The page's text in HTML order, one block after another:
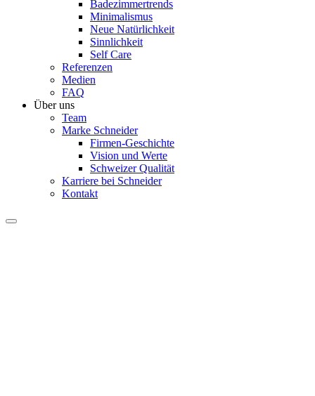
Badezimmertrends
Minimalismus
Neue Natürlichkeit
Sinnlichkeit
Self Care
Referenzen
Medien
FAQ
Über uns
Team
Marke Schneider
Firmen-Geschichte
Vision und Werte
Schweizer Qualität
Karriere bei Schneider
Kontakt